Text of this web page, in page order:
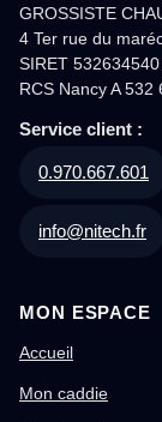
GROSSISTE
4 Ter rue du
SIRET
RCS Nancy A
Service client :
0.970.667.601
info@nitech.fr
MON ESPACE
Accueil
Mon caddie